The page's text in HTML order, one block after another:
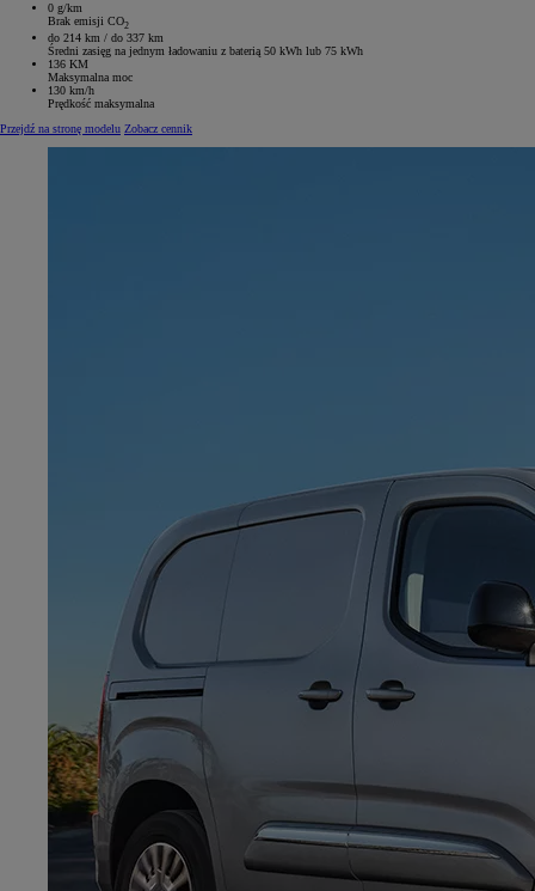
0 g/km
Brak emisji CO2
do 214 km / do 337 km
Średni zasięg na jednym ładowaniu z baterią 50 kWh lub 75 kWh
136 KM
Maksymalna moc
130 km/h
Prędkość maksymalna
Przejdź na stronę modelu Zobacz cennik